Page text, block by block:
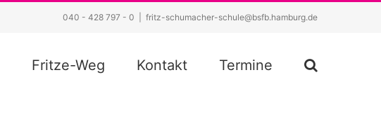
040 - 428 797 - 0 fritz-schumacher-schule@bsfb.hamburg.de
Fritze-Weg Kontakt Termine